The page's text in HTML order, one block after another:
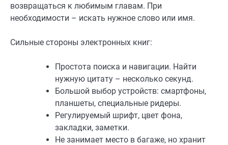
возвращаться к любимым главам. При
необходимости – искать нужное слово или имя.
Сильные стороны электронных книг:
Простота поиска и навигации. Найти
нужную цитату – несколько секунд.
Большой выбор устройств: смартфоны,
планшеты, специальные ридеры.
Регулируемый шрифт, цвет фона,
закладки, заметки.
Не занимает место в багаже, но хранит